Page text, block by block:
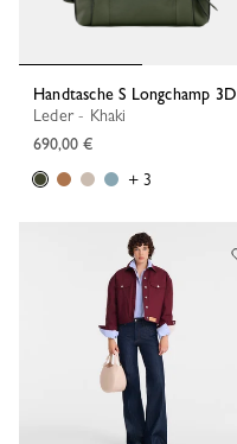
Handtasche S Longchamp 3D
Leder - Khaki
690,00 €
+ 3